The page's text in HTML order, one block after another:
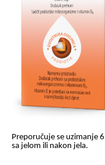
Preporučuje se uzimanje
sa jelom ili nakon jela.